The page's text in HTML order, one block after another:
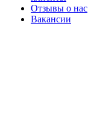
Отзывы о нас
Вакансии